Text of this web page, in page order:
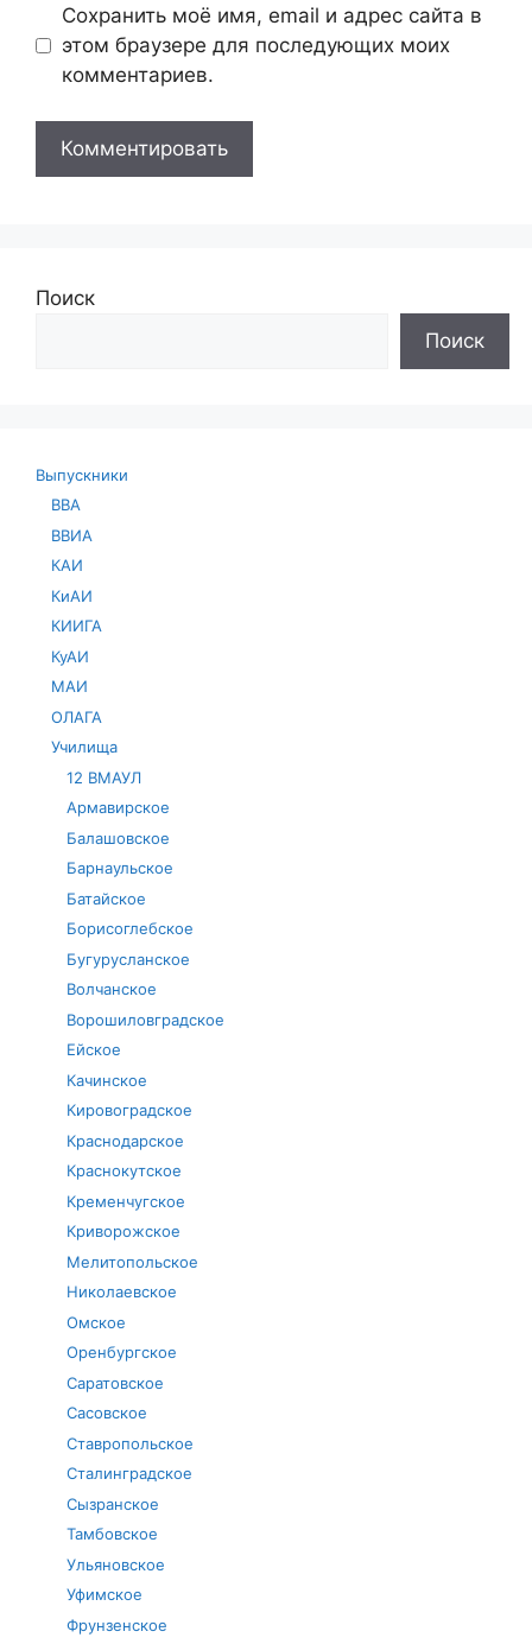
Сохранить моё имя, email и адрес сайта в
этом браузере для последующих моих
комментариев.
Поиск
Поиск
Выпускники
ВВА
ВВИА
КАИ
КиАИ
КИИГА
КуАИ
МАИ
ОЛАГА
Училища
12 ВМАУЛ
Армавирское
Балашовское
Барнаульское
Батайское
Борисоглебское
Бугурусланское
Волчанское
Ворошиловградское
Ейское
Качинское
Кировоградское
Краснодарское
Краснокутское
Кременчугское
Криворожское
Мелитопольское
Николаевское
Омское
Оренбургское
Саратовское
Сасовское
Ставропольское
Сталинградское
Сызранское
Тамбовское
Ульяновское
Уфимское
Фрунзенское